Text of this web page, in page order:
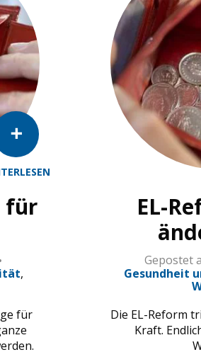
für
für
EL-
Gepostet
Gesundheit
Die EL-Reform
Kraft.